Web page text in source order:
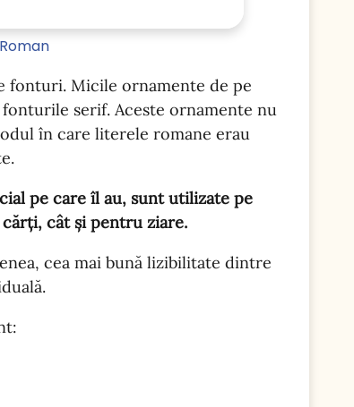
fonturi. Micile ornamente de pe
serif. Aceste ornamente nu
în care literele romane erau
pe care îl au, sunt utilizate pe
cât și pentru ziare.
cea mai bună lizibilitate dintre